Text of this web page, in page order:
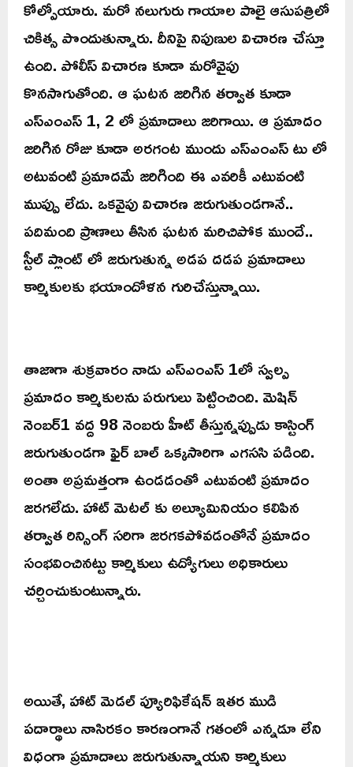
కోల్పోయారు. మరో నలుగురు గాయాల పాలై ఆసుపత్రిలో
చికిత్స పొందుతున్నారు. దీనిపై నిపుణుల విచారణ చేస్తూ
ఉంది. పోలీస్ విచారణ కూడా మరోవైపు
కొనసాగుతోంది. ఆ ఘటన జరిగిన తర్వాత కూడా
ఎస్ఎంఎస్ 1, 2 లో ప్రమాదాలు జరిగాయి. ఆ ప్రమాదం
జరిగిన రోజు కూడా అరగంట ముందు ఎస్ఎంఎస్ టు లో
అటువంటి ప్రమాదమే జరిగింది ఈ ఎవరికీ ఎటువంటి
ముప్పు లేదు. ఒకవైపు విచారణ జరుగుతుండగానే..
పదిమంది ప్రాణాలు తీసిన ఘటన మరిచిపోక ముందే..
స్టీల్ ప్లాంట్ లో జరుగుతున్న అడప దడప ప్రమాదాలు
కార్మికులకు భయాందోళన గురిచేస్తున్నాయి.
తాజాగా శుక్రవారం నాడు ఎస్ఎంఎస్ 1లో స్వల్ప
ప్రమాదం కార్మికులను పరుగులు పెట్టించింది. మెషిన్
నెంబర్1 వద్ద 98 నెంబరు హీట్ తీస్తున్నప్పుడు కాస్టింగ్
జరుగుతుండగా ఫైర్ బాల్ ఒక్కసారిగా ఎగససి పడింది.
అంతా అప్రమత్తంగా ఉండడంతో ఎటువంటి ప్రమాదం
జరగలేదు. హాట్ మెటల్ కు అల్యూమినియం కలిపిన
తర్వాత రిన్సింగ్ సరిగా జరగకపోవడంతోనే ప్రమాదం
సంభవించినట్టు కార్మికులు ఉద్యోగులు అధికారులు
చర్చించుకుంటున్నారు.
అయితే, హాట్ మెడల్ ప్యూరిఫికేషన్ ఇతర ముడి
పదార్థాలు నాసిరకం కారణంగానే గతంలో ఎన్నడూ లేని
విధంగా ప్రమాదాలు జరుగుతున్నాయని కార్మికులు